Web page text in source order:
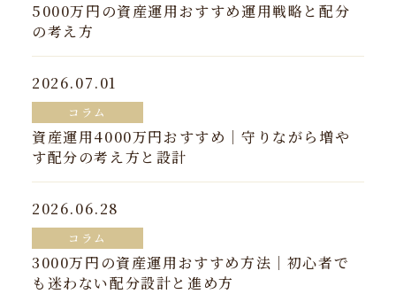
5000万円の資産運用おすすめ運用戦略と配分
の考え方
2026.07.01
コラム
資産運用4000万円おすすめ｜守りながら増や
す配分の考え方と設計
2026.06.28
コラム
3000万円の資産運用おすすめ方法｜初心者で
も迷わない配分設計と進め方